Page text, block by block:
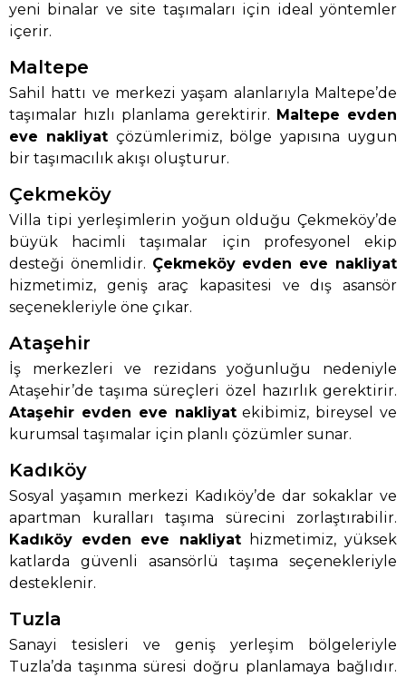
yeni binalar ve site taşımaları için ideal yöntemler
içerir.
Maltepe
Sahil hattı ve merkezi yaşam alanlarıyla Maltepe’de
taşımalar hızlı planlama gerektirir. Maltepe evden
eve nakliyat çözümlerimiz, bölge yapısına uygun
bir taşımacılık akışı oluşturur.
Çekmeköy
Villa tipi yerleşimlerin yoğun olduğu Çekmeköy’de
büyük hacimli taşımalar için profesyonel ekip
desteği önemlidir. Çekmeköy evden eve nakliyat
hizmetimiz, geniş araç kapasitesi ve dış asansör
seçenekleriyle öne çıkar.
Ataşehir
İş merkezleri ve rezidans yoğunluğu nedeniyle
Ataşehir’de taşıma süreçleri özel hazırlık gerektirir.
Ataşehir evden eve nakliyatekibimiz, bireysel ve
kurumsal taşımalar için planlı çözümler sunar.
Kadıköy
Sosyal yaşamın merkezi Kadıköy’de dar sokaklar ve
apartman kuralları taşıma sürecini zorlaştırabilir.
Kadıköy evden eve nakliyathizmetimiz, yüksek
katlarda güvenli asansörlü taşıma seçenekleriyle
desteklenir.
Tuzla
Sanayi tesisleri ve geniş yerleşim bölgeleriyle
Tuzla’da taşınma süresi doğru planlamaya bağlıdır.